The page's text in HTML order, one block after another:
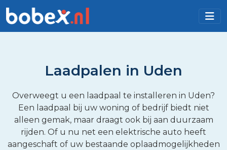
Laadpalen in Uden
Overweegt u een laadpaal te installeren in Uden?
Een laadpaal bij uw woning of bedrijf biedt niet
alleen gemak, maar draagt ook bij aan duurzaam
rijden. Of u nu net een elektrische auto heeft
aangeschaft of uw bestaande oplaadmogelijkheden